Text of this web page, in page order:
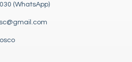
(WhatsApp)